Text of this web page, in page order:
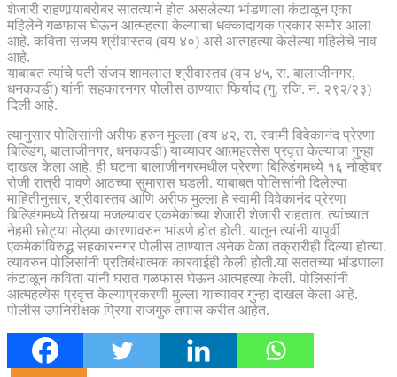
शेजारी राहणार्‍याबरोबर सातत्याने होत असलेल्या भांडणाला कंटाळून एका
महिलेने गळफास घेऊन आत्महत्या केल्याचा धक्कादायक प्रकार समोर आला
आहे. कविता संजय श्रीवास्तव (वय ४०) असे आत्महत्या केलेल्या महिलेचे नाव
आहे.
याबाबत त्यांचे पती संजय शामलाल श्रीवास्तव (वय ४५, रा. बालाजीनगर,
धनकवडी) यांनी सहकारनगर पोलीस ठाण्यात फिर्याद (गु. रजि. नं. २९२/२३)
दिली आहे.
त्यानुसार पोलिसांनी अरीफ हरुन मुल्ला (वय ४२, रा. स्वामी विवेकानंद प्रेरणा
बिल्डिंग, बालाजीनगर, धनकवडी) याच्यावर आत्महत्सेस प्रवृत्त केल्याचा गुन्हा
दाखल केला आहे. ही घटना बालाजीनगरमधील प्रेरणा बिल्डिंगमध्ये १६ नोव्हेबर
रोजी रात्री पावणे आठच्या सुमारास घडली. याबाबत पोलिसांनी दिलेल्या
माहितीनुसार, श्रीवास्तव आणि अरीफ मुल्ला हे स्वामी विवेकानंद प्रेरणा
बिल्डिंगमध्ये तिसर्‍या मजल्यावर एकमेकांच्या शेजारी शेजारी राहतात. त्यांच्यात
नेहमी छोट्या मोठ्या कारणावरुन भांडणे होत होती. यातून त्यांनी यापूर्वी
एकमेकांविरुद्ध सहकारनगर पोलीस ठाण्यात अनेक वेळा तक्रारीही दिल्या होत्या.
त्यावरुन पोलिसांनी प्रतिबंधात्मक कारवाईही केली होती.या सततच्या भांडणाला
कंटाळून कविता यांनी घरात गळफास घेऊन आत्महत्या केली. पोलिसांनी
आत्महत्येस प्रवृत्त केल्याप्रकरणी मुल्ला याच्यावर गुन्हा दाखल केला आहे.
पोलीस उपनिरीक्षक प्रिया राजगुरु तपास करीत आहेत.